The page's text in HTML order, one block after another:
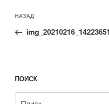
по
записям
Предыдущая
запись:
НАЗАД
ПОИСК